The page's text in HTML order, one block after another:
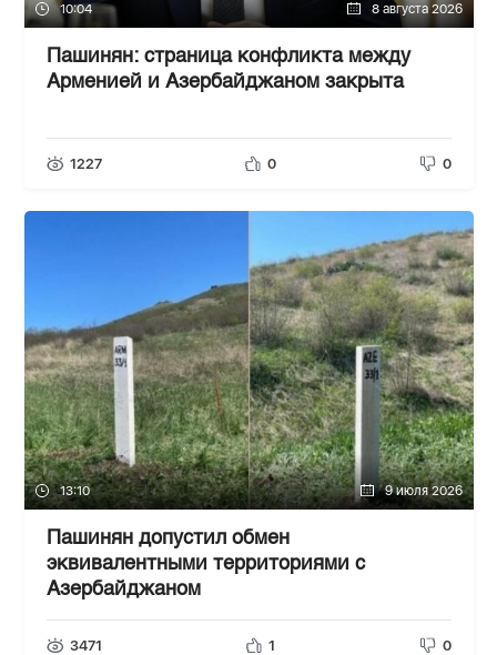
10:04 8 августа 2026
Пашинян: cтраница конфликта между
Арменией и Азербайджаном закрыта
1227 0 0
13:10 9 июля 2026
Пашинян допустил обмен
эквивалентными территориями с
Азербайджаном
3471 1 0